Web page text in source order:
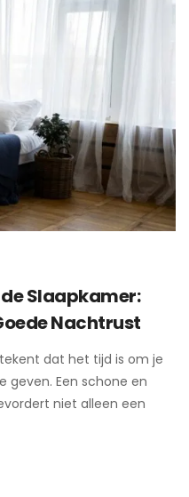
Slaapkamer:
Nachtrust
dat het tijd is om je
geven. Een schone en
niet alleen een